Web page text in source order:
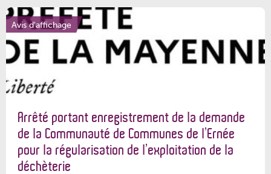
Avis d'affichage
Arrêté portant enregistrement de la demande
de la Communauté de Communes de l’Ernée
pour la régularisation de l’exploitation de la
déchèterie